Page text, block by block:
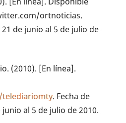
ortnoticias.
de junio al 5 de julio de
(2010). [En línea].
. Fecha de
al 5 de julio de 2010.